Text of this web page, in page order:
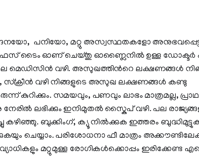
പനിയോ, മറ്റു അസ്വസ്ഥതകളോ
ഫേസ് ടൈം ഓണ് ചെയ്തു ഓണ്ലൈനില്‍ ഉള്ള ഡോക്ടര്‍
മെഡിസിന്‍ വഴി. അസുഖത്തിന്‍റെ ലക്ഷണങ്ങള്‍
സ്ക്രീന്‍ വഴി നിങ്ങളുടെ അസുഖ ലക്ഷണങ്ങള്‍ കണ്ടു
കുറിക്കും. സമയവും, പണവും ലാഭം മാത്രമല്ല,
നേരില്‍ ലഭിക്കും ഇനിമുതല്‍ സ്കൈപ് വഴി. പല
കഴിഞ്ഞു. ബുക്കിംഗ്, ക്യൂ നില്‍ക്കുക ഇത്തരം
ചെയ്യാം. പരിശോധനാ ഫീ മാത്രം
മറ്റുമുള്ള രോഗികള്‍ക്കൊപ്പം ഇരിക്കേണ്ട